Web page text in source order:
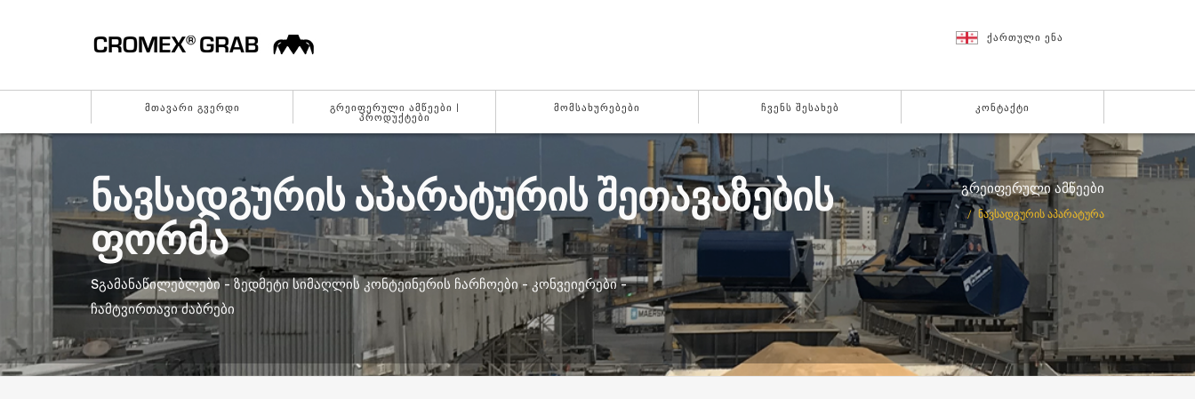
ᲛᲗᲐᲕᲐᲠᲘ ᲒᲕᲔᲠᲓᲘ
ᲒᲠᲔᲘᲤᲔᲠᲣᲚᲘ ᲐᲛᲬᲔᲔᲑᲘ |
ᲞᲠᲝᲓᲣᲥᲢᲔᲑᲘ
ᲛᲝᲛᲡᲐᲮᲣᲠᲔᲑᲔᲑᲘ ᲩᲕᲔᲜᲡ ᲨᲔᲡᲐᲮᲔᲑ ᲙᲝᲜᲢᲐᲥᲢᲘ
ᲥᲐᲠᲗᲣᲚᲘ ᲔᲜᲐ
ᲜᲐᲕᲡᲐᲓᲒᲣᲠᲘᲡ ᲐᲞᲐᲠᲐᲢᲣᲠᲘᲡ ᲨᲔᲗᲐᲕᲐᲖᲔᲑᲘᲡ
ᲤᲝᲠᲛᲐ
SᲒᲐᲛᲐᲜᲐᲬᲘᲚᲔᲑᲚᲔᲑᲘ - ᲖᲔᲓᲛᲔᲢᲘ ᲡᲘᲛᲐᲦᲚᲘᲡ ᲙᲝᲜᲢᲔᲘᲜᲔᲠᲘᲡ ᲩᲐᲠᲩᲝᲔᲑᲘ - ᲙᲝᲜᲕᲔᲘᲔᲠᲔᲑᲘ -
ᲩᲐᲛᲢᲕᲘᲠᲗᲐᲕᲘ ᲫᲐᲑᲠᲔᲑᲘ
გრეიფერული ამწეები
ᲜᲐᲕᲡᲐᲓᲒᲣᲠᲘᲡ ᲐᲞᲐᲠᲐᲢᲣᲠᲐ